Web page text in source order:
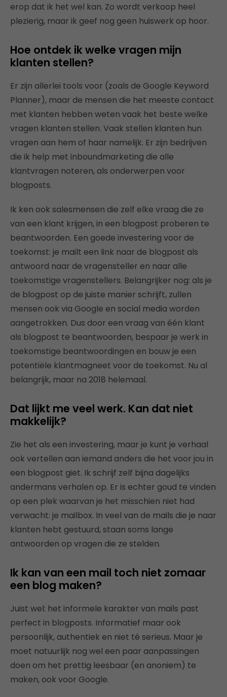
erop dat ik het wel kan. Zo wordt verkoop heel
plezierig, maar ik geef nog geen huiswerk op hoor.
Hoe ontdek ik welke vragen mijn
klanten stellen?
Er zijn allerlei tools voor (zoals de Google Keyword
Planner), maar de mensen die het meeste contact
met klanten hebben weten vaak het beste welke
vragen klanten stellen. Vaak stellen klanten hun
vragen aan hem of haar namelijk. Er zijn bedrijven
die ik help met inboundmarketing die alle
klantvragen noteren, als onderwerpen voor
blogposts.
Ik ken ook salesmensen die zelf elke vraag die ze
van een klant krijgen, in een blogpost proberen te
beantwoorden. Een goede investering voor de
toekomst: je mailt een link naar de blogpost als
antwoord naar de vragensteller en naar alle
toekomstige vragenstellers. Belangrijker nog: als je
de blogpost op de juiste manier schrijft, zullen
mensen ook via Google en social media worden
aangetrokken. Dus door een vraag van één klant
als blogpost te beantwoorden, bespaar je werk in
toekomstige beantwoordingen en bouw je een
potentiële klantmagneet voor de toekomst. Nu al
belangrijk, maar na 2018 helemaal.
Dat lijkt me veel werk. Kan dat niet
makkelijk?
Zie het als een investering, maar je kunt je verhaal
ook vertellen aan iemand anders die het voor jou in
een blogpost giet. Ik schrijf zelf bijna dagelijks
andermans verhalen op. Er is echter goud te vinden
op een plek waarvan je het misschien niet had
verwacht: je mailbox. In veel van de mails die je naar
klanten hebt gestuurd, staan soms lange
antwoorden op vragen die ze stelden.
Ik kan van een mail toch niet zomaar
een blog maken?
Juist wel: het informele karakter van mails past
perfect in blogposts. Informatief maar ook
persoonlijk, authentiek en niet té serieus. Maar je
moet natuurlijk nog wel een paar aanpassingen
doen om het prettig leesbaar (en anoniem) te
maken, ook voor Google.